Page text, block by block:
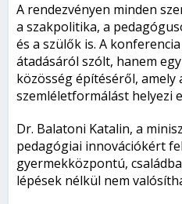
A rendezvényen minden
a szakpolitika, a
és a szülők is. A
átadásáról szólt, hanem
közösség építéséről, amely
szemléletformálást helyezi
Dr. Balatoni Katalin, a
pedagógiai innovációkért
gyermekközpontú,
lépések nélkül nem